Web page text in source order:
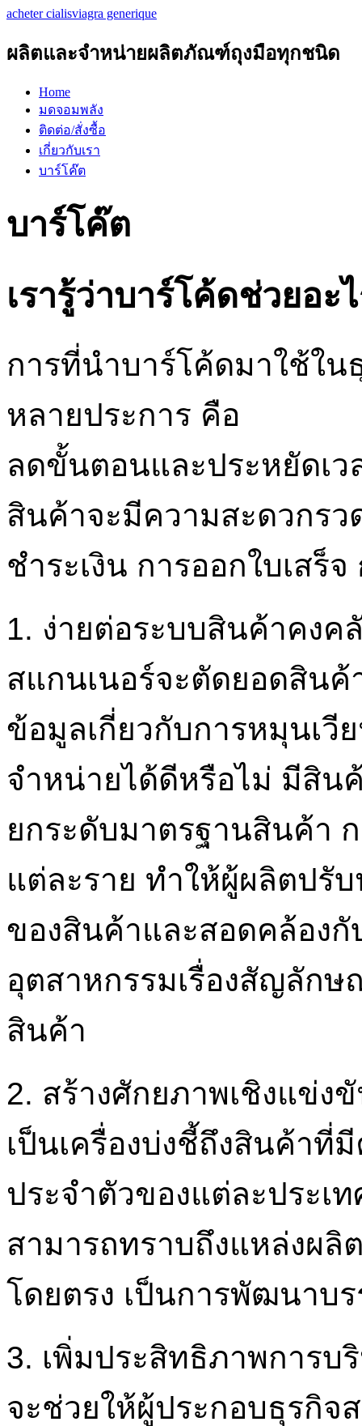
acheter cialisviagra generique
ผลิตและจำหน่ายผลิตภัณฑ์ถุงมือทุกชนิด
Home
มดจอมพลัง
ติดต่อ/สั่งซื้อ
เกี่ยวกับเรา
บาร์โค๊ต
บาร์โค๊ต
เรารู้ว่าบาร์โค้ดช่วยอะ
การที่นำบาร์โค้ดมาใช้ใ
หลายประการ คือ
ลดขั้นตอนและประหยัดเว
สินค้าจะมีความสะดวกรว
ชำระเงิน การออกใบเสร็
1. ง่ายต่อระบบสินค้าคงค
สแกนเนอร์จะตัดยอดสิน
ข้อมูลเกี่ยวกับการหมุนเวี
จำหน่ายได้ดีหรือไม่ มีสินค้
ยกระดับมาตรฐานสินค้า
แต่ละราย ทำให้ผู้ผลิตปรั
ของสินค้าและสอดคล้อง
อุตสาหกรรมเรื่องสัญลัก
สินค้า
2. สร้างศักยภาพเชิงแข่ง
เป็นเครื่องบ่งชี้ถึงสินค้า
ประจำตัวของแต่ละประเ
สามารถทราบถึงแหล่งผ
โดยตรง เป็นการพัฒนาบ
3. เพิ่มประสิทธิภาพการบ
จะช่วยให้ผู้ประกอบธุรกิจ